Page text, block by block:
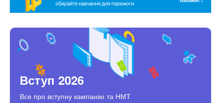
Вступ 2026
Все про вступну кампанію та НМТ